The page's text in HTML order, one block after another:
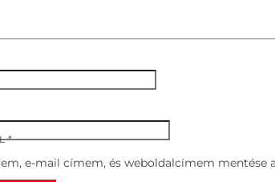
*
e-mail címem, és weboldalcímem mentése